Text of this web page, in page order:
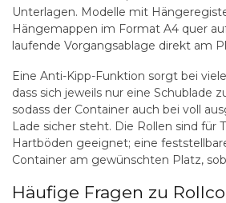
Unterlagen. Modelle mit
Hängemappen im Format A4 quer
laufende Vorgangsablage direkt am
Eine Anti-Kipp-Funktion sorgt bei
dass sich jeweils nur eine Schublade
sodass der Container auch bei voll
Lade sicher steht. Die Rollen sind für
Hartböden geeignet; eine
Container am gewünschten Platz,
Häufige Fragen zu